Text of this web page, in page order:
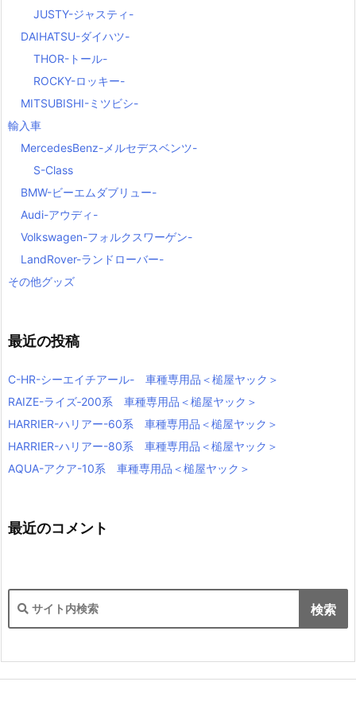
JUSTY-ジャスティ-
DAIHATSU-ダイハツ-
THOR-トール-
ROCKY-ロッキー-
MITSUBISHI-ミツビシ-
輸入車
MercedesBenz-メルセデスベンツ-
S-Class
BMW-ビーエムダブリュー-
Audi-アウディ-
Volkswagen-フォルクスワーゲン-
LandRover-ランドローバー-
その他グッズ
最近の投稿
C-HR-シーエイチアール- 車種専用品＜槌屋ヤック＞
RAIZE-ライズ‐200系 車種専用品＜槌屋ヤック＞
HARRIER-ハリアー-60系 車種専用品＜槌屋ヤック＞
HARRIER-ハリアー-80系 車種専用品＜槌屋ヤック＞
AQUA-アクア-10系 車種専用品＜槌屋ヤック＞
最近のコメント